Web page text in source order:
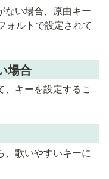
ない場合、原曲キー
ォルトで設定されて
場合
、キーを設定するこ
、歌いやすいキーに